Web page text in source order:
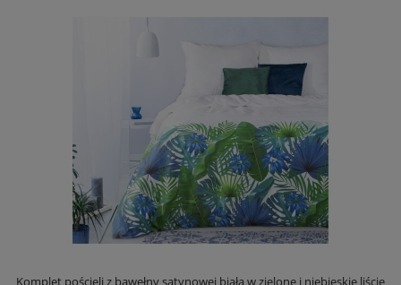
Komplet pościeli z bawełny satynowej biała w zielone i niebieskie liście